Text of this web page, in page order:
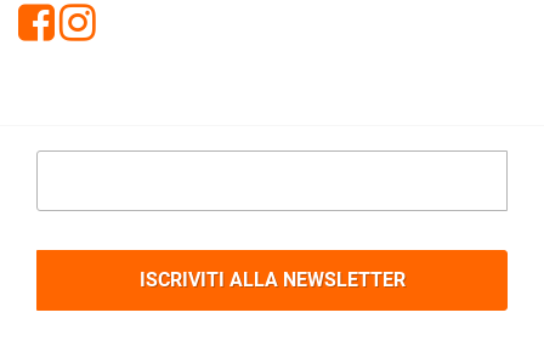
FacebookInstagram